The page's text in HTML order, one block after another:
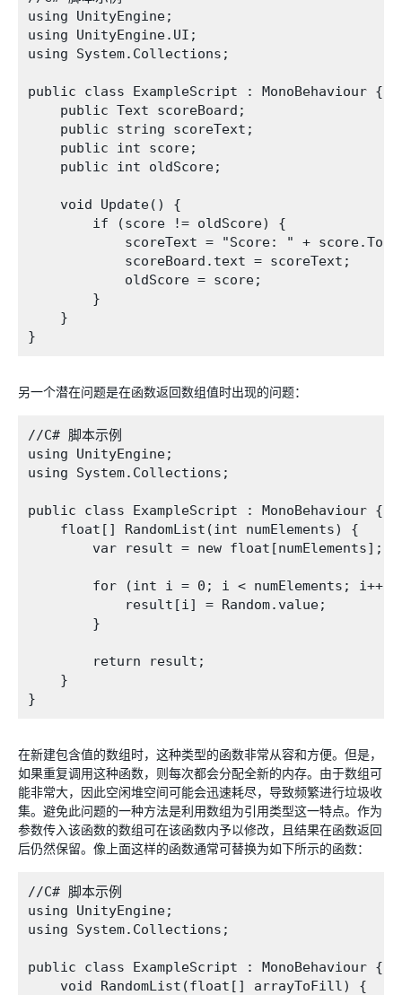
using UnityEngine;
using UnityEngine.UI;
using System.Collections;
public class ExampleScript : MonoBehaviour {
    public Text scoreBoard;
    public string scoreText;
    public int score;
    public int oldScore;
    void Update() {
        if (score != oldScore) {
scoreText = "Score: " +
            scoreBoard.text = scoreText;
            oldScore = score;
        }
    }
另一个潜在问题是在函数返回数组值时出现的问题：
//C# 脚本示例
using UnityEngine;
using System.Collections;
public class ExampleScript : MonoBehaviour {
    float[] RandomList(int numElements) {
        var result = new float[numElements];
for (int i = 0; i < numElements; i++)
            result[i] = Random.value;
        }
        return result;
    }
在新建包含值的数组时，这种类型的函数非常从容和方便。但是，
如果重复调用这种函数，则每次都会分配全新的内存。由于数组可
能非常大，因此空闲堆空间可能会迅速耗尽，导致频繁进行垃圾收
集。避免此问题的一种方法是利用数组为引用类型这一特点。作为
参数传入该函数的数组可在该函数内予以修改，且结果在函数返回
后仍然保留。像上面这样的函数通常可替换为如下所示的函数：
//C# 脚本示例
using UnityEngine;
using System.Collections;
public class ExampleScript : MonoBehaviour {
    void RandomList(float[] arrayToFill) {